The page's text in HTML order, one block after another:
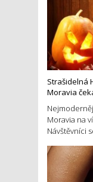
Strašidelná
Moravia
Moravia na
Návštěvníci